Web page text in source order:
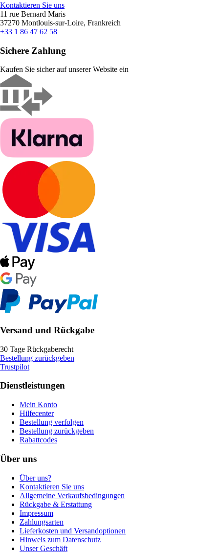
Kontaktieren Sie uns
11 rue Bernard Maris
37270 Montlouis-sur-Loire, Frankreich
+33 1 86 47 62 58
Sichere Zahlung
Kaufen Sie sicher auf unserer Website ein
Versand und Rückgabe
30 Tage Rückgaberecht
Bestellung zurückgeben
Trustpilot
Dienstleistungen
Mein Konto
Hilfecenter
Bestellung verfolgen
Bestellung zurückgeben
Rabattcodes
Über uns
Über uns?
Kontaktieren Sie uns
Allgemeine Verkaufsbedingungen
Rückgabe & Erstattung
Impressum
Zahlungsarten
Lieferkosten und Versandoptionen
Hinweis zum Datenschutz
Unser Geschäft